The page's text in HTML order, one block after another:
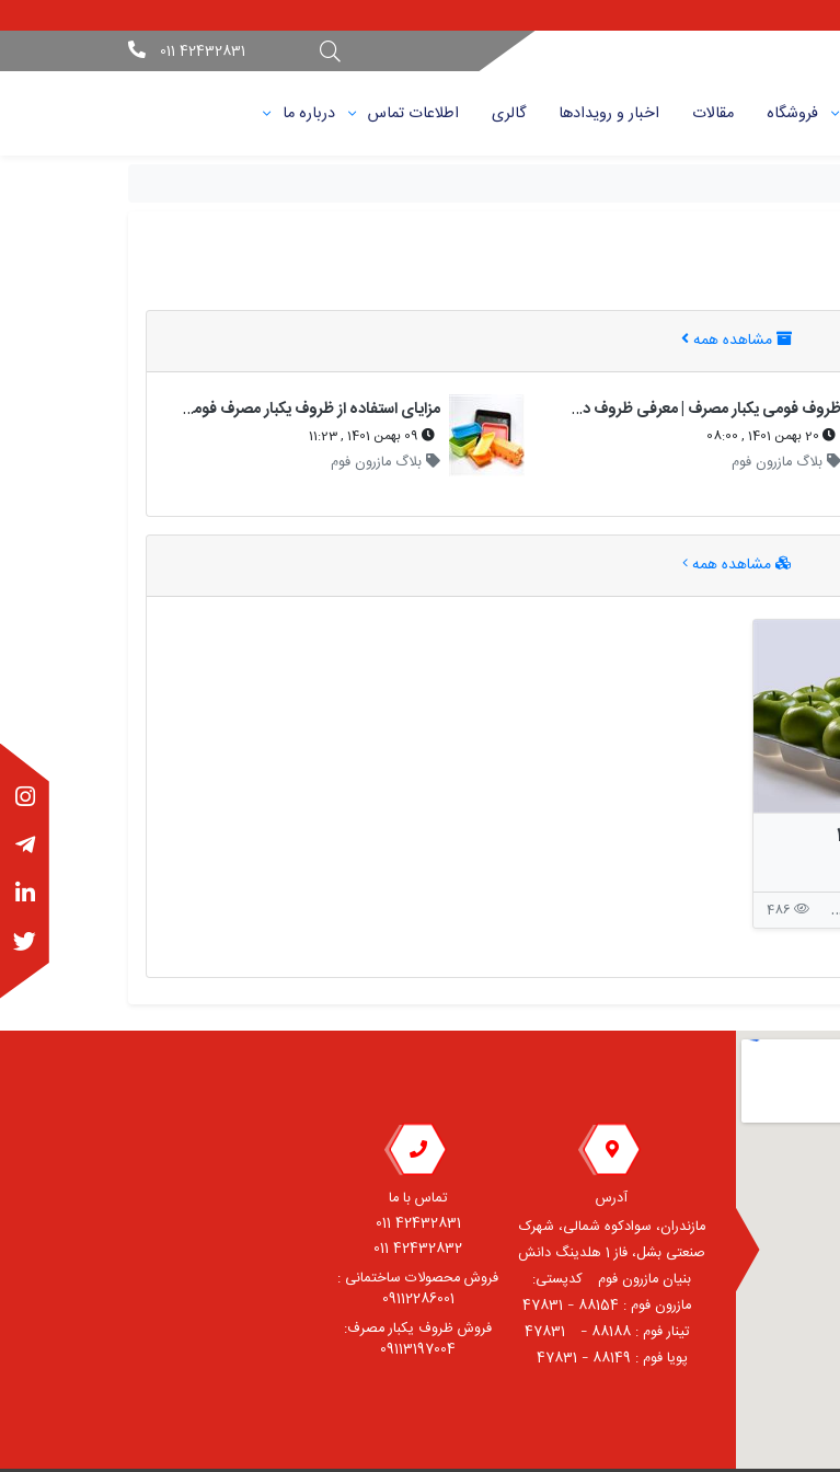
42432831 011
فروشگاه مقالات اخبار و رویداد‌ها گالری اطلاعات تماس درباره ما
مشاهده همه
ظروف فومی یکبار مصرف | معرفی ظروف درب‌دار و بدون درب + خرید عمده
بلاگ مازرون فوم
مزایای استفاده از ظروف یکبار مصرف فومی نسبت به پلاستیکی
بلاگ مازرون فوم
مشاهده همه
آدرس
مازندران، سوادکوه شمالی، شهرک
صنعتی بشل، فاز 1 هلدینگ دانش
بنیان مازرون فوم ⠀کدپستی:
⠀مازرون فوم : 88154 – 47831
⠀تینار فوم : 88188 – 47831⠀
پویا فوم : 88149 – 47831
تماس با ما
42432831 011
42432832 011
فروش محصولات ساختمانی :
09112286001
فروش ظروف یکبار مصرف:
09113197004